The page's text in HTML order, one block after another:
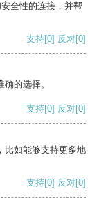
全性的连接，并帮
支持[0] 反对[0]
的选择。
支持[0] 反对[0]
比如能够支持更多地
支持[0] 反对[0]